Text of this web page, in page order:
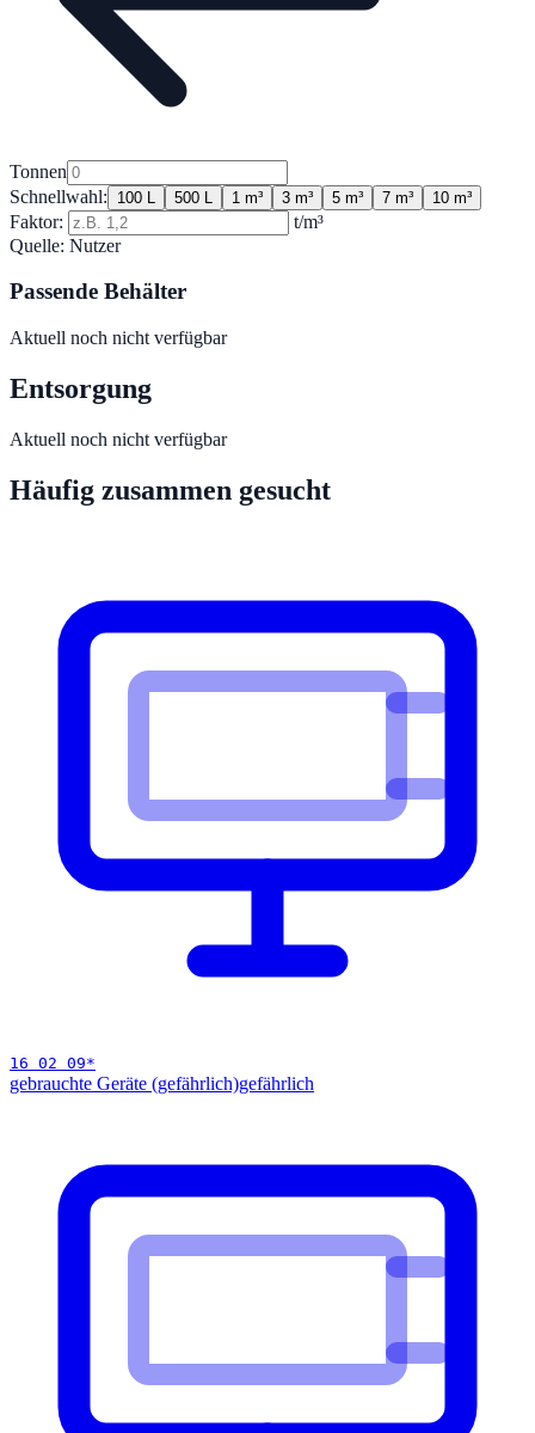
Tonnen
Schnellwahl:
100 L 500 L 1 m³ 3 m³ 5 m³ 7 m³ 10 m³
Faktor:
t/m³
Quelle: Nutzer
Passende Behälter
Aktuell noch nicht verfügbar
Entsorgung
Aktuell noch nicht verfügbar
Häufig zusammen gesucht
16 02 09*
gebrauchte Geräte (gefährlich)gefährlich